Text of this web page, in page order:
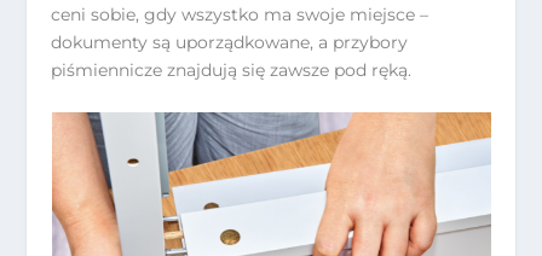
ceni sobie, gdy wszystko ma swoje miejsce –
dokumenty są uporządkowane, a przybory
piśmiennicze znajdują się zawsze pod ręką.